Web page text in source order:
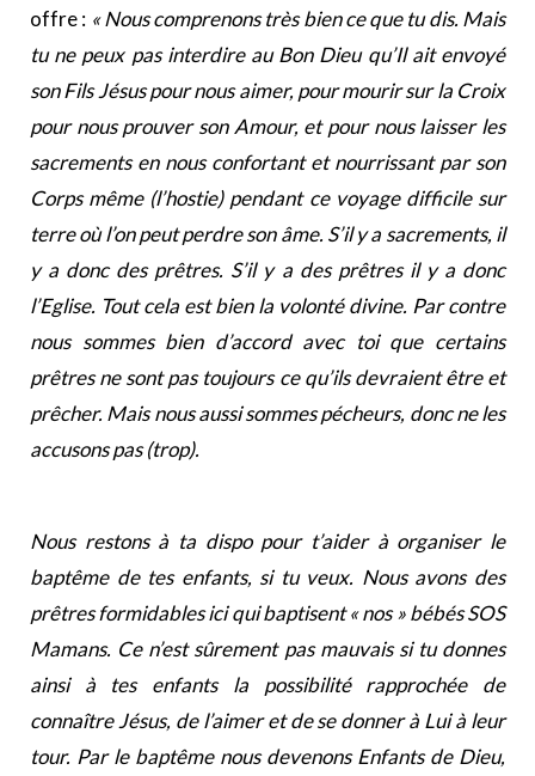
offre : « Nous comprenons très bien ce que tu dis. Mais
tu ne peux pas interdire au Bon Dieu qu’Il ait envoyé
son Fils Jésus pour nous aimer, pour mourir sur la Croix
pour nous prouver son Amour, et pour nous laisser les
sacrements en nous confortant et nourrissant par son
Corps même (l’hostie) pendant ce voyage difficile sur
terre où l’on peut perdre son âme. S’il y a sacrements, il
y a donc des prêtres. S’il y a des prêtres il y a donc
l’Eglise. Tout cela est bien la volonté divine. Par contre
nous sommes bien d’accord avec toi que certains
prêtres ne sont pas toujours ce qu’ils devraient être et
prêcher. Mais nous aussi sommes pécheurs, donc ne les
accusons pas (trop).
Nous restons à ta dispo pour t’aider à organiser le
baptême de tes enfants, si tu veux. Nous avons des
prêtres formidables ici qui baptisent « nos » bébés SOS
Mamans. Ce n’est sûrement pas mauvais si tu donnes
ainsi à tes enfants la possibilité rapprochée de
connaître Jésus, de l’aimer et de se donner à Lui à leur
tour. Par le baptême nous devenons Enfants de Dieu,